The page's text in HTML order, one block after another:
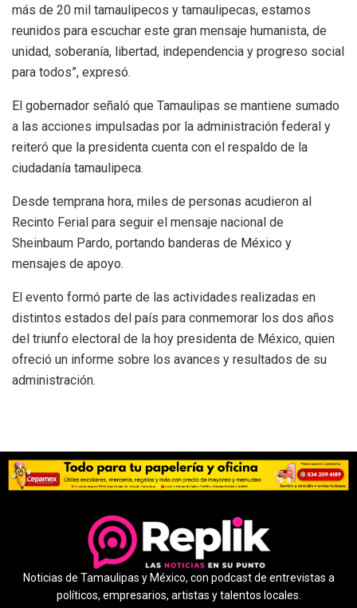
más de 20 mil tamaulipecos y tamaulipecas, estamos
reunidos para escuchar este gran mensaje humanista, de
unidad, soberanía, libertad, independencia y progreso social
para todos”, expresó.
El gobernador señaló que Tamaulipas se mantiene sumado
a las acciones impulsadas por la administración federal y
reiteró que la presidenta cuenta con el respaldo de la
ciudadanía tamaulipeca.
Desde temprana hora, miles de personas acudieron al
Recinto Ferial para seguir el mensaje nacional de
Sheinbaum Pardo, portando banderas de México y
mensajes de apoyo.
El evento formó parte de las actividades realizadas en
distintos estados del país para conmemorar los dos años
del triunfo electoral de la hoy presidenta de México, quien
ofreció un informe sobre los avances y resultados de su
administración.
Noticias de Tamaulipas y México, con podcast de entrevistas a
políticos, empresarios, artistas y talentos locales.